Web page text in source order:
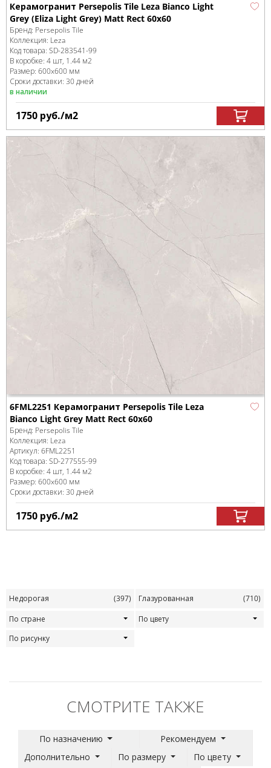
Керамогранит Persepolis Tile Leza Bianco Light
Grey (Eliza Light Grey) Matt Rect 60х60
Бренд: Persepolis Tile
Коллекция: Leza
Код товара: SD-283541-99
В коробке: 4 шт, 1.44 м2
Размер: 600x600 мм
Сроки доставки: 30 дней
в наличии
1750 руб./м2
6FML2251 Керамогранит Persepolis Tile Leza
Bianco Light Grey Matt Rect 60х60
Бренд: Persepolis Tile
Коллекция: Leza
Артикул: 6FML2251
Код товара: SD-277555-99
В коробке: 4 шт, 1.44 м2
Размер: 600x600 мм
Сроки доставки: 30 дней
1750 руб./м2
Недорогая (397) Глазурованная
(710)
По стране
По цвету
По рисунку
СМОТРИТЕ ТАКЖЕ
По назначению
Рекомендуем
Дополнительно
По размеру
По цвету